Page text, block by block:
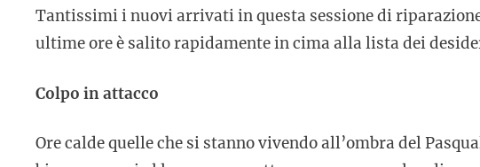
Tantissimi i nuovi arrivati in questa sessione di
ultime ore è salito rapidamente in cima alla lista dei
Colpo in attacco
Ore calde quelle che si stanno vivendo all’ombra del